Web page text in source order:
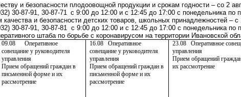
и безопасности плодоовощной продукции и срокам годности – со 2
30-87-91, 30-87-71
с 9:00 до 12:00 и с 12:45 до 17:00 с понедельника по
качества и безопасности детских товаров, школьных принадлежностей – с
30-87-91, 30-87-81
с 9:00 до 12:00 и с 12:45 до 17:00 с понедельника по
штаба по борьбе с коронавирусом на территории Ивановской
09.08
Оперативное
совещание у руководителя
управления
Прием обращений граждан в
письменной форме и их
рассмотрение
16.08
Оперативное
совещание у руководителя
управления
Прием обращений граждан в
письменной форме и их
рассмотрение
23.08
Оперативное
управления
Прием обращений
их рассмотрение